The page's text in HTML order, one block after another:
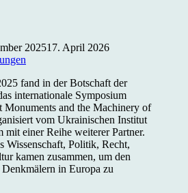
202517. April 2026
fand in der Botschaft der
internationale Symposium
Monuments and the Machinery of
vom Ukrainischen Institut
mit einer Reihe weiterer Partner.
Wissenschaft, Politik, Recht,
kamen zusammen, um den
in Europa zu